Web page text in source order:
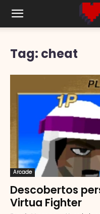
Tag: cheat
Arcade
Descobertos
Virtua Fighter